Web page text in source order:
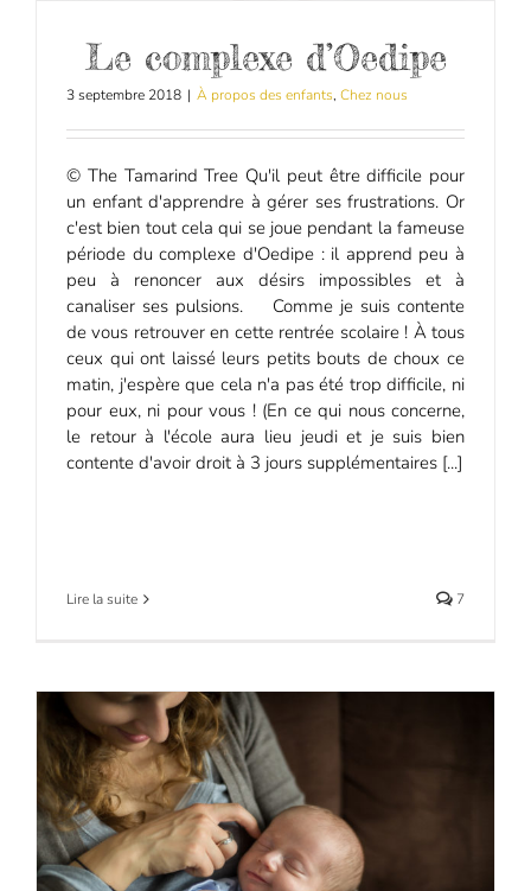
Le complexe d’Oedipe
3 septembre 2018 | À propos des enfants, Chez nous
© The Tamarind Tree Qu'il peut être difficile pour
un enfant d'apprendre à gérer ses frustrations. Or
c'est bien tout cela qui se joue pendant la fameuse
période du complexe d'Oedipe : il apprend peu à
peu à renoncer aux désirs impossibles et à
canaliser ses pulsions. Comme je suis contente
de vous retrouver en cette rentrée scolaire ! À tous
ceux qui ont laissé leurs petits bouts de choux ce
matin, j'espère que cela n'a pas été trop difficile, ni
pour eux, ni pour vous ! (En ce qui nous concerne,
le retour à l'école aura lieu jeudi et je suis bien
contente d'avoir droit à 3 jours supplémentaires [...]
Lire la suite 7